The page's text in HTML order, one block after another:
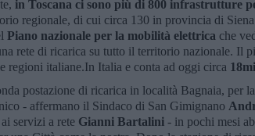
in Toscana ci sono più di 800 infrastrutture
regionale, di cui circa 130 in provincia di
Piano nazionale per la mobilità elettrica che
rete di ricarica su tutto il territorio nazionale. Il
regioni italiane.In Italia e conta ad oggi circa
postazione di ricarica in località Bagnaia, per
- affermano il Sindaco di San Gimignano
servizi a rete Gianni Bartalini - in pochi mesi